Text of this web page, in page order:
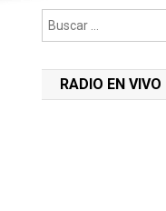
RADIO EN VIVO